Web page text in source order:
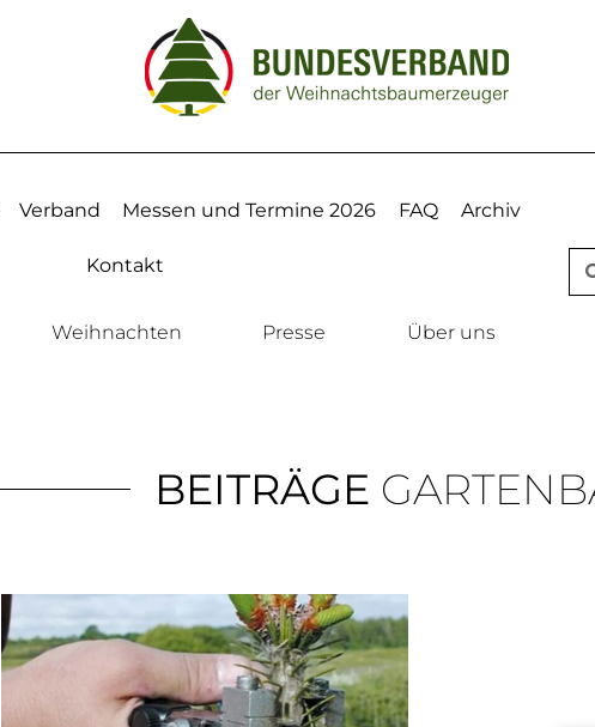
Verband Messen und Termine 2026 FAQ Archiv
Kontakt
Weihnachten Presse Über uns
BEITRÄGE